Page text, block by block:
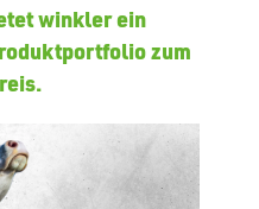
winkler ein
zum